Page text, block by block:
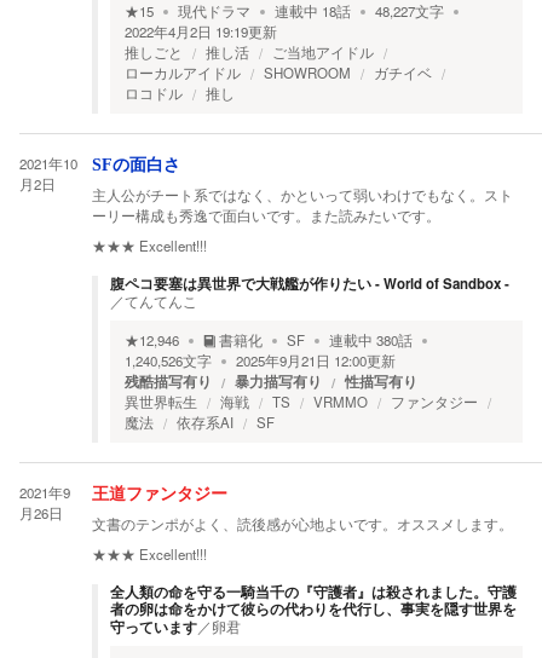
★15 現代ドラマ 連載中 18話 48,227文字
2022年4月2日 19:19更新
推しごと
推し活
ご当地アイドル
ローカルアイドル
SHOWROOM
ガチイベ
ロコドル
推し
2021年10
月2日
SFの面白さ
主人公がチート系ではなく、かといって弱いわけでもなく。スト
ーリー構成も秀逸で面白いです。また読みたいです。
★★★ Excellent!!!
腹ペコ要塞は異世界で大戦艦が作りたい - World of Sandbox -
／てんてんこ
★12,946 書籍化 SF 連載中 380話
1,240,526文字 2025年9月21日 12:00更新
残酷描写有り 暴力描写有り 性描写有り
異世界転生 海戦 TS VRMMO
ファンタジー
魔法
依存系AI SF
2021年9
月26日
王道ファンタジー
文書のテンポがよく、読後感が心地よいです。オススメします。
★★★ Excellent!!!
全人類の命を守る一騎当千の『守護者』は殺されました。守護
者の卵は命をかけて彼らの代わりを代行し、事実を隠す世界を
守っています／卵君